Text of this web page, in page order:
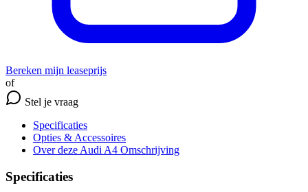
Bereken mijn leaseprijs
of
Stel je vraag
Specificaties
Opties & Accessoires
Over deze Audi A4 Omschrijving
Specificaties